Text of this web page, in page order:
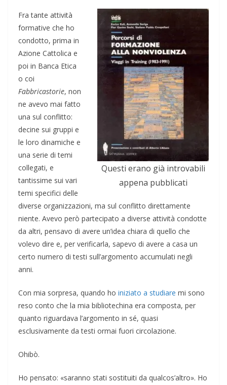
Questi erano già introvabili
appena pubblicati
Fra tante attività
formative che ho
condotto, prima in
Azione Cattolica e
poi in Banca Etica
o coi
Fabbricastorie, non
ne avevo mai fatto
una sul conflitto:
decine sui gruppi e
le loro dinamiche e
una serie di temi
collegati, e
tantissime sui vari
temi specifici delle
diverse organizzazioni, ma sul conflitto direttamente
niente. Avevo però partecipato a diverse attività condotte
da altri, pensavo di avere un’idea chiara di quello che
volevo dire e, per verificarla, sapevo di avere a casa un
certo numero di testi sull’argomento accumulati negli
anni.
Con mia sorpresa, quando ho iniziato a studiare mi sono
reso conto che la mia bibliotechina era composta, per
quanto riguardava l’argomento in sé, quasi
esclusivamente da testi ormai fuori circolazione.
Ohibò.
Ho pensato: «saranno stati sostituiti da qualcos’altro». Ho